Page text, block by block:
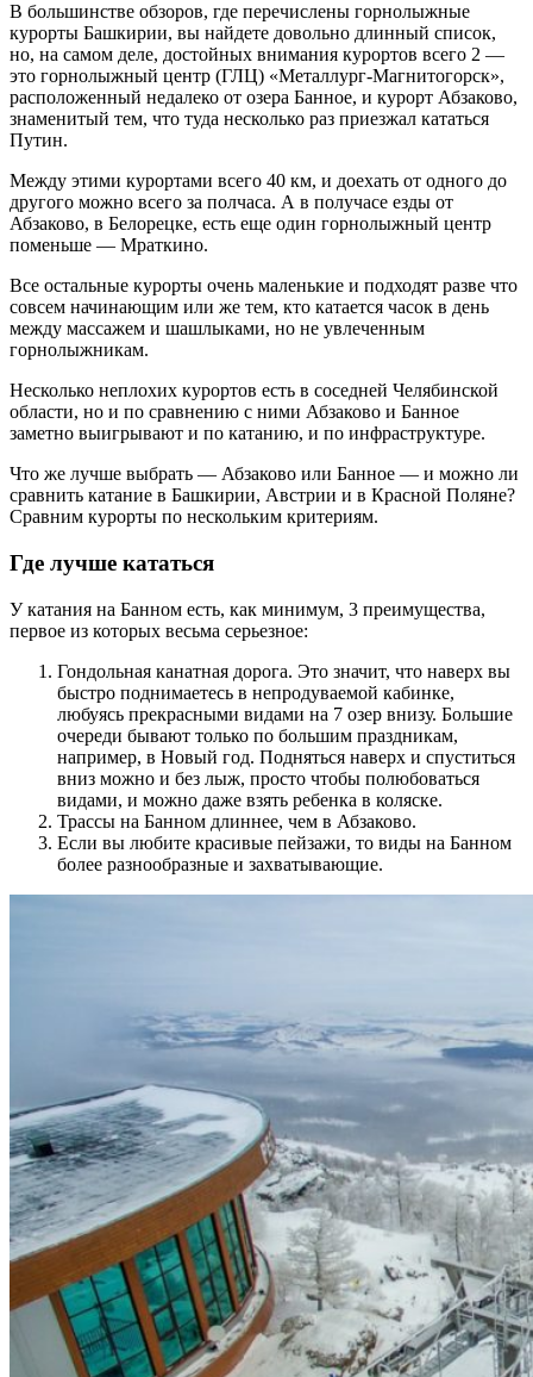
В большинстве обзоров, где перечислены горнолыжные
курорты Башкирии, вы найдете довольно длинный список,
но, на самом деле, достойных внимания курортов всего 2 —
это горнолыжный центр (ГЛЦ) «Металлург-Магнитогорск»,
расположенный недалеко от озера Банное, и курорт Абзаково,
знаменитый тем, что туда несколько раз приезжал кататься
Путин.
Между этими курортами всего 40 км, и доехать от одного до
другого можно всего за полчаса. А в получасе езды от
Абзаково, в Белорецке, есть еще один горнолыжный центр
поменьше — Мраткино.
Все остальные курорты очень маленькие и подходят разве что
совсем начинающим или же тем, кто катается часок в день
между массажем и шашлыками, но не увлеченным
горнолыжникам.
Несколько неплохих курортов есть в соседней Челябинской
области, но и по сравнению с ними Абзаково и Банное
заметно выигрывают и по катанию, и по инфраструктуре.
Что же лучше выбрать — Абзаково или Банное — и можно ли
сравнить катание в Башкирии, Австрии и в Красной Поляне?
Сравним курорты по нескольким критериям.
Где лучше кататься
У катания на Банном есть, как минимум, 3 преимущества,
первое из которых весьма серьезное:
Гондольная канатная дорога. Это значит, что наверх вы
быстро поднимаетесь в непродуваемой кабинке,
любуясь прекрасными видами на 7 озер внизу. Большие
очереди бывают только по большим праздникам,
например, в Новый год. Подняться наверх и спуститься
вниз можно и без лыж, просто чтобы полюбоваться
видами, и можно даже взять ребенка в коляске.
Трассы на Банном длиннее, чем в Абзаково.
Если вы любите красивые пейзажи, то виды на Банном
более разнообразные и захватывающие.